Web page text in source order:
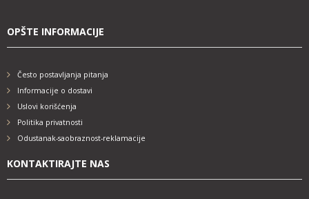
OPŠTE INFORMACIJE
Često postavljanja pitanja
Informacije o dostavi
Uslovi korišćenja
Politika privatnosti
Odustanak-saobraznost-reklamacije
KONTAKTIRAJTE NAS